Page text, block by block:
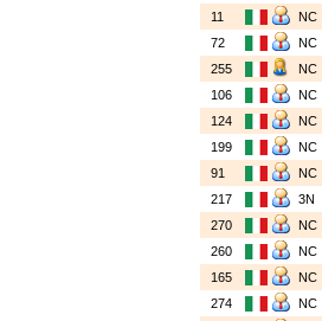
11
NC
72
NC
255
NC
106
NC
124
NC
199
NC
91
NC
217
3N
270
NC
260
NC
165
NC
274
NC